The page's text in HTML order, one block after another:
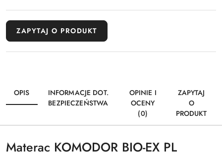
ZAPYTAJ O PRODUKT
OPIS
INFORMACJE DOT.
BEZPIECZEŃSTWA
OPINIE I
OCENY
(0)
ZAPYTAJ
O
PRODUKT
Materac KOMODOR BIO-EX PL